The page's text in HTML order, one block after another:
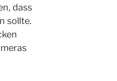
dass
sollte.